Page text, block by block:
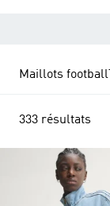
Maillots football
333 résultats